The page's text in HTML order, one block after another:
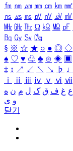
㎙ ㎚ ㎛ ㎜ ㎝ ㎞ ㎟
㎱ ㎲ ㎳ ㎴ ㎵ ㎶ ㎷
㎒ ㎓ ㎔ Ω ㏀ ㏁ ㎊
㏃ ㏉ ㏜ ㏆
§ ※ ☆ ★ ○ ● ◎ ◇
♠ ♡ ♥ ♧ ♣ ⊙ ◈ ▣
‡ ↕ ↗ ↙ ↖ ↘ ♭ ♩
ⅰ
ⅱ ⅲ ⅳ ⅴ ⅵ ⅶ
ع غ ف ق ک ل م ن ه
و ی
닫기